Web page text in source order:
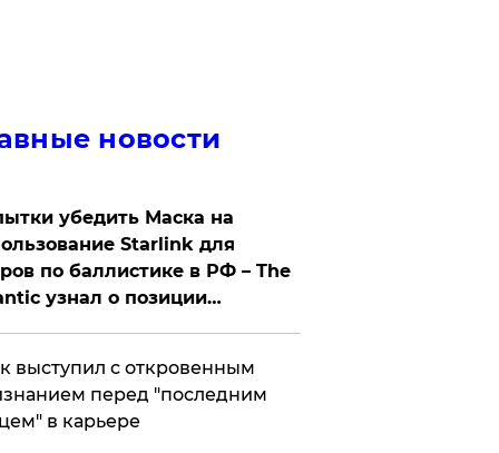
новости
убедить Маска на
Starlink для
по баллистике в РФ – The
узнал о позиции
выступил с откровенным
перед "последним
в карьере